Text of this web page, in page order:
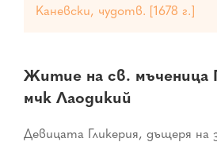
Каневски, чудотв. [1678 г.]
Житие на св. мъченица
мчк Лаодикий
Девицата Гликерия, дъщеря на